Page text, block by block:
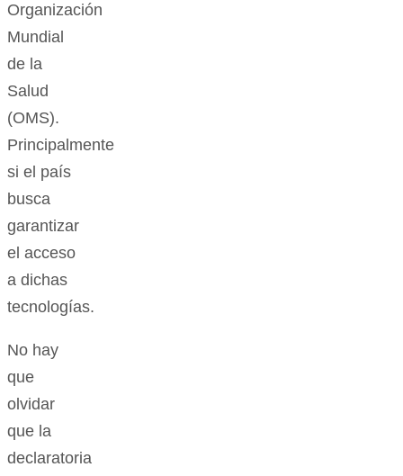
Organización
Mundial
de la
Salud
(OMS).
Principalmente
si el país
busca
garantizar
el acceso
a dichas
tecnologías.
No hay
que
olvidar
que la
declaratoria